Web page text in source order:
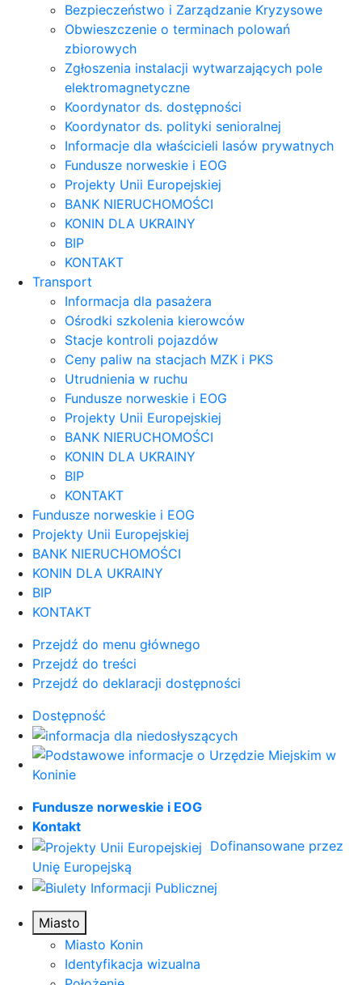
Bezpieczeństwo i Zarządzanie Kryzysowe
Obwieszczenie o terminach polowań
zbiorowych
Zgłoszenia instalacji wytwarzających pole
elektromagnetyczne
Koordynator ds. dostępności
Koordynator ds. polityki senioralnej
Informacje dla właścicieli lasów prywatnych
Fundusze norweskie i EOG
Projekty Unii Europejskiej
BANK NIERUCHOMOŚCI
KONIN DLA UKRAINY
BIP
KONTAKT
Transport
Informacja dla pasażera
Ośrodki szkolenia kierowców
Stacje kontroli pojazdów
Ceny paliw na stacjach MZK i PKS
Utrudnienia w ruchu
Fundusze norweskie i EOG
Projekty Unii Europejskiej
BANK NIERUCHOMOŚCI
KONIN DLA UKRAINY
BIP
KONTAKT
Fundusze norweskie i EOG
Projekty Unii Europejskiej
BANK NIERUCHOMOŚCI
KONIN DLA UKRAINY
BIP
KONTAKT
Przejdź do menu głównego
Przejdź do treści
Przejdź do deklaracji dostępności
Dostępność
Fundusze norweskie i EOG
Kontakt
Dofinansowane przez
Unię Europejską
Miasto
Miasto Konin
Identyfikacja wizualna